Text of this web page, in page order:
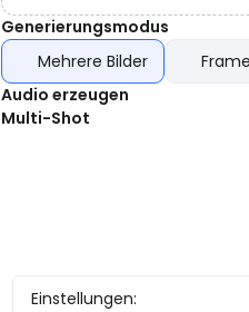
Generierungsmodus
Mehrere Bilder
Audio erzeugen
Multi-Shot
Einstellungen: